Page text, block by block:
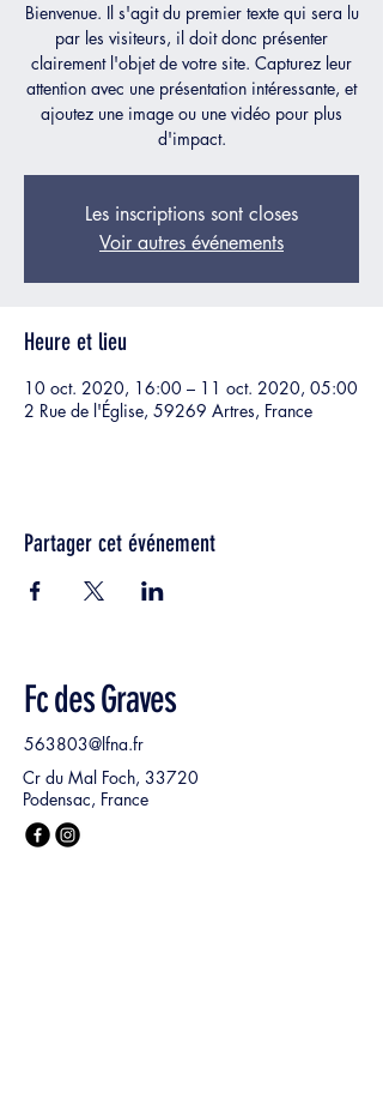
Bienvenue. Il s'agit du premier texte qui sera lu
par les visiteurs, il doit donc présenter
clairement l'objet de votre site. Capturez leur
attention avec une présentation intéressante, et
ajoutez une image ou une vidéo pour plus
d'impact.
Les inscriptions sont closes
Voir autres événements
Heure et lieu
10 oct. 2020, 16:00 – 11 oct. 2020, 05:00
2 Rue de l'Église, 59269 Artres, France
Partager cet événement
Fc des Graves
563803@lfna.fr
Cr du Mal Foch, 33720
Podensac, France